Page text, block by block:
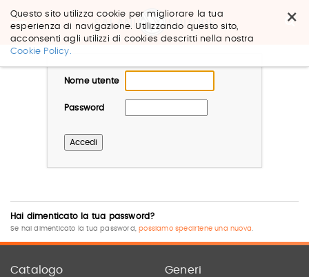
×
Questo sito utilizza cookie per migliorare la tua
esperienza di navigazione. Utilizzando questo sito,
acconsenti agli utilizzi di cookies descritti nella nostra
Cookie Policy.
Salta
Nome utente
Password
Hai dimenticato la tua password?
Se hai dimenticato la tua password,possiamo spedirtene una nuova.
Catalogo Generi